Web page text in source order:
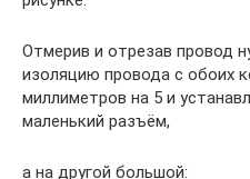
Отмерив и отрезав провод
изоляцию провода с обоих
миллиметров на 5 и
маленький разъём,
а на другой большой: